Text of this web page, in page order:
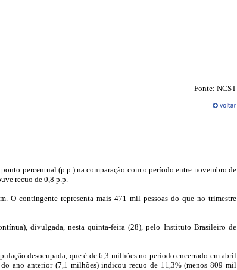
Fonte: NCST
percentual (p.p.) na comparação com o período entre novembro de
recuo de 0,8 p.p.
O contingente representa mais 471 mil pessoas do que no trimestre
divulgada, nesta quinta-feira (28), pelo Instituto Brasileiro de
desocupada, que é de 6,3 milhões no período encerrado em abril
ano anterior (7,1 milhões) indicou recuo de 11,3% (menos 809 mil